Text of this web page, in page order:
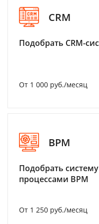
CRM
Подобрать CRM-
От 1 000 руб./месяц
BPM
Подобрать
процессами BPM
От 1 250 руб./месяц